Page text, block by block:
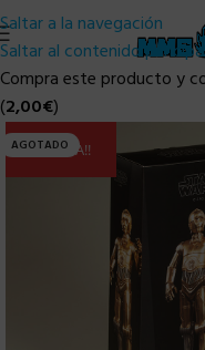
Saltar a la navegación
Saltar al contenido
Compra este producto y
(2,00€)
AGOTADO
ULTIMA!!